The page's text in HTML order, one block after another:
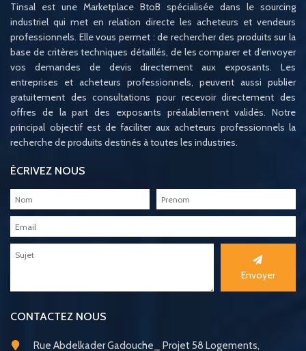
Tinsal est une Marketplace BtoB spécialisée dans le sourcing
industriel qui met en relation directe les acheteurs et vendeurs
professionnels. Elle vous permet : de rechercher des produits sur la
base de critères techniques détaillés, de les comparer et d’envoyer
vos demandes de devis directement aux exposants. Les
entreprises et acheteurs professionnels, peuvent aussi publier
gratuitement des consultations pour recevoir directement des
offres de la part des exposants préalablement validés. Notre
principal objectif est de faciliter aux acheteurs professionnels la
recherche de produits destinés à toutes les industries.
ÉCRIVEZ NOUS
Envoyer
CONTACTEZ NOUS
Rue Abdelkader Gadouche_ Projet 58 Logements,